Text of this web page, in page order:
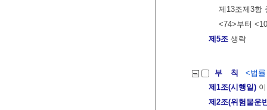
제13조제3항
<74>부터
제5조 생략
부 칙
<법
제1조(시행일)
제2조(위험물운